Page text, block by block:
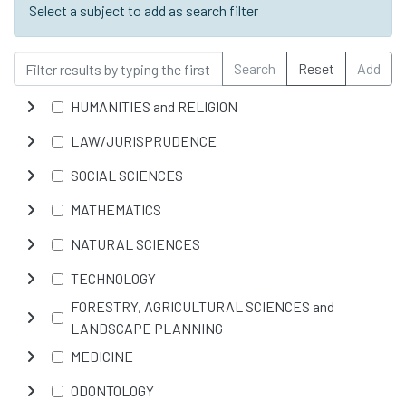
Select a subject to add as search filter
Search Reset Add
HUMANITIES and RELIGION
LAW/JURISPRUDENCE
SOCIAL SCIENCES
MATHEMATICS
NATURAL SCIENCES
TECHNOLOGY
FORESTRY, AGRICULTURAL SCIENCES and
LANDSCAPE PLANNING
MEDICINE
ODONTOLOGY